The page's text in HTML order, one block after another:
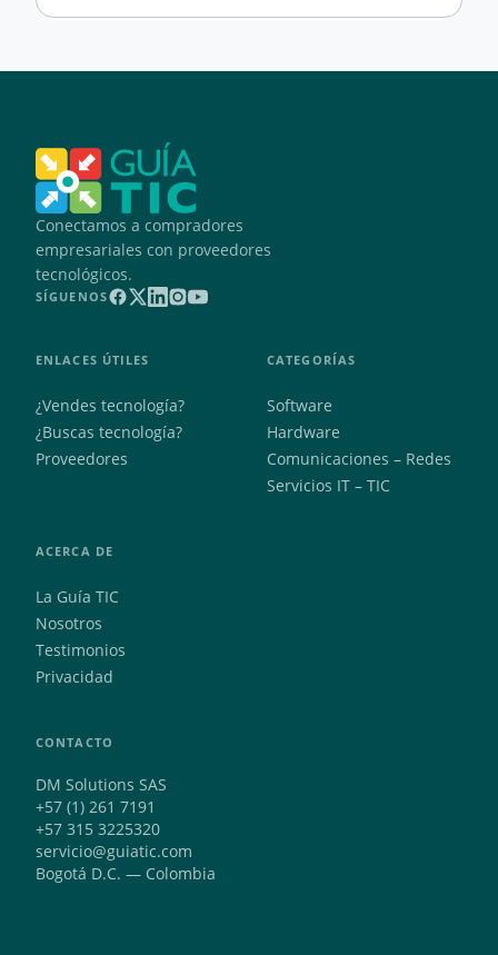
Conectamos a compradores
empresariales con proveedores
tecnológicos.
SÍGUENOS
ENLACES ÚTILES
¿Vendes tecnología?
¿Buscas tecnología?
Proveedores
CATEGORÍAS
Software
Hardware
Comunicaciones – Redes
Servicios IT – TIC
ACERCA DE
La Guía TIC
Nosotros
Testimonios
Privacidad
CONTACTO
DM Solutions SAS
+57 (1) 261 7191
+57 315 3225320
servicio@guiatic.com
Bogotá D.C. — Colombia